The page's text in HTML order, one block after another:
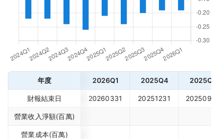
年度 2026Q1 2025Q4 2025Q3
財報結束日 20260331 20251231
營業收入淨額(百萬)
營業成本(百萬)